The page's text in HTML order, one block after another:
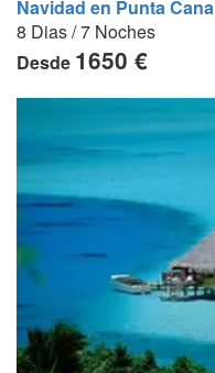
Navidad en Punta Cana
8 Dias / 7 Noches
Desde 1650 €